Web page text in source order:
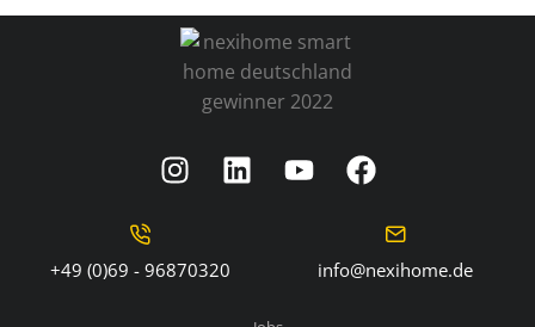
+49 (0)69 - 96870320 info@nexihome.de